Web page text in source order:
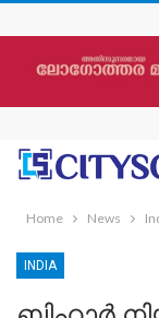
Home News
INDIA